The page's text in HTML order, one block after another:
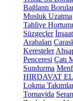
Bağlantı
Musluk Uzatma
Tahliye
Süzgeçler
Arabaları
Keresteler
Penceresi Çatı
Sundurma
HIRDAVAT
Lokma
Tornavida